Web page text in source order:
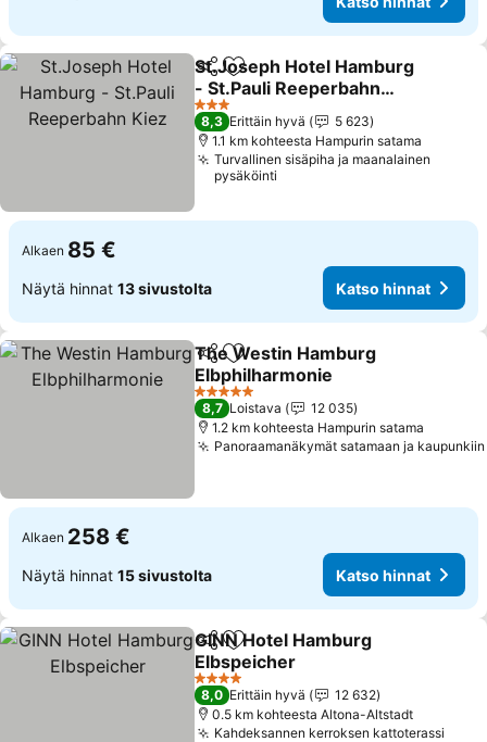
Jaa Lisää suosikkeihin
St.Joseph Hotel Hamburg
- St.Pauli Reeperbahn
Kiez
3 Tähtiluokitus
8,3 Erittäin hyvä
5 623
1.1 km kohteesta Hampurin satama
Turvallinen sisäpiha ja maanalainen
pysäköinti
Alkaen 85 €
Näytä hinnat 13 sivustolta Katso hinnat
Jaa Lisää suosikkeihin
The Westin Hamburg
Elbphilharmonie
5 Tähtiluokitus
8,7 Loistava
12 035
1.2 km kohteesta Hampurin satama
Panoraamanäkymät satamaan ja kaupunkiin
Alkaen 258 €
Näytä hinnat 15 sivustolta Katso hinnat
Jaa Lisää suosikkeihin
GINN Hotel Hamburg
Elbspeicher
4 Tähtiluokitus
8,0 Erittäin hyvä
12 632
0.5 km kohteesta Altona-Altstadt
Kahdeksannen kerroksen kattoterassi